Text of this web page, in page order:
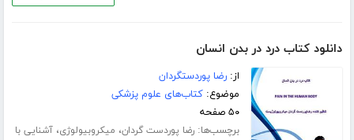
دانلود کتاب درد در بدن انسان
از:رضا پوردستگردان
موضوع:کتاب‌های علوم پزشکی
۵۰ صفحه
برچسب‌ها:رضا پوردست گردان، میکروبیولوژی،آشنایی با